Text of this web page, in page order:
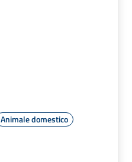
Animale domestico